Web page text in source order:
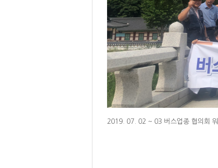
2019. 07. 02 ~ 03 버스업종 협의회